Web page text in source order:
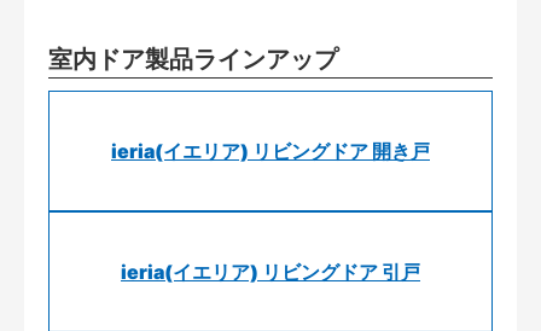
室内ドア製品ラインアップ
ieria(イエリア) リビングドア 開き戸
ieria(イエリア) リビングドア 引戸